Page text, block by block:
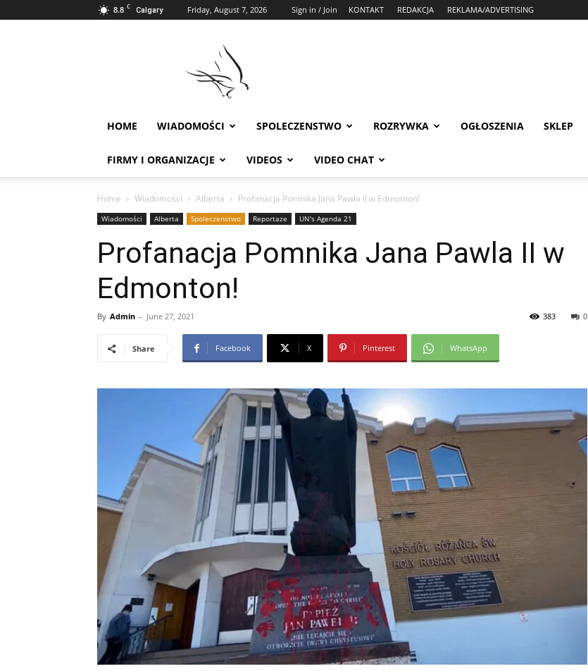
8.8 C Calgary Friday, August 7, 2026 Sign in / Join KONTAKT REDAKCJA REKLAMA/ADVERTISING
Polonia
w
Calgary
HOME WIADOMOŚCI SPOLECZENSTWO ROZRYWKA OGŁOSZENIA SKLEP
FIRMY I ORGANIZACJE VIDEOS VIDEO CHAT
Home Wiadomości Alberta Profanacja Pomnika Jana Pawla II w Edmonton!
Wiadomości Alberta Spoleczenstwo Reportaze UN's Agenda 21
Profanacja Pomnika Jana Pawla II w
Edmonton!
By Admin - June 27, 2021 0
383
Share Facebook X Pinterest WhatsApp